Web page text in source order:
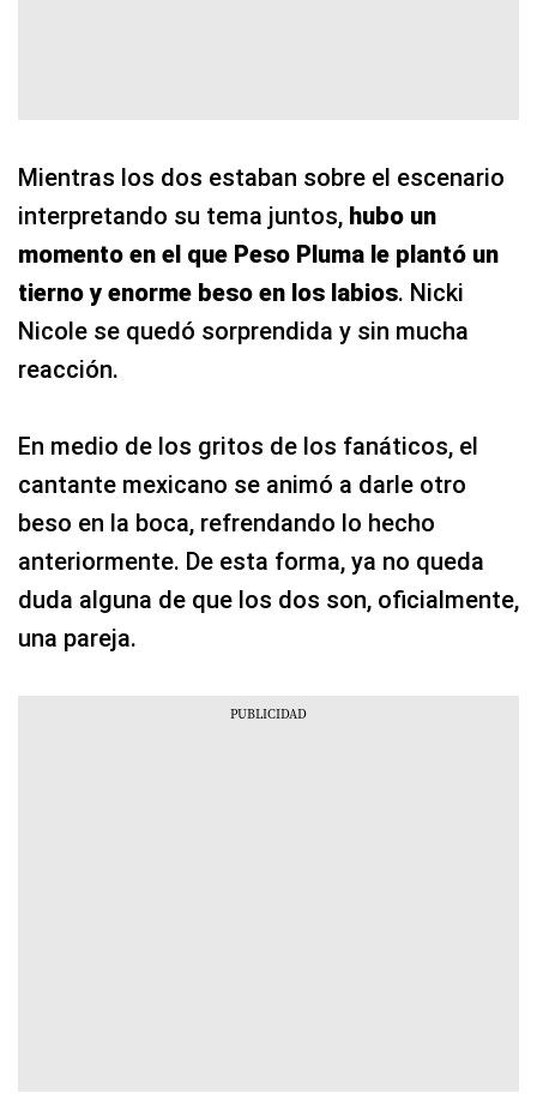
Mientras los dos estaban sobre el escenario
interpretando su tema juntos, hubo un
momento en el que Peso Pluma le plantó un
tierno y enorme beso en los labios. Nicki
Nicole se quedó sorprendida y sin mucha
reacción.
En medio de los gritos de los fanáticos, el
cantante mexicano se animó a darle otro
beso en la boca, refrendando lo hecho
anteriormente. De esta forma, ya no queda
duda alguna de que los dos son, oficialmente,
una pareja.